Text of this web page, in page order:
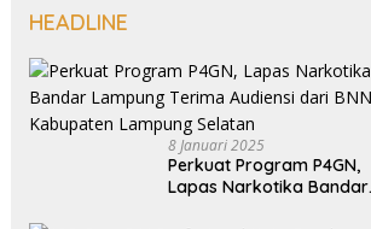
HEADLINE
8 Januari 2025
Perkuat Program P4GN,
Lapas Narkotika Bandar